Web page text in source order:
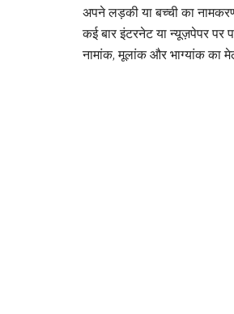
अपने लड़की या बच्ची का
कई बार इंटरनेट या न्यूज़पेपर पर
नामांक, मूलांक और भाग्यांक का